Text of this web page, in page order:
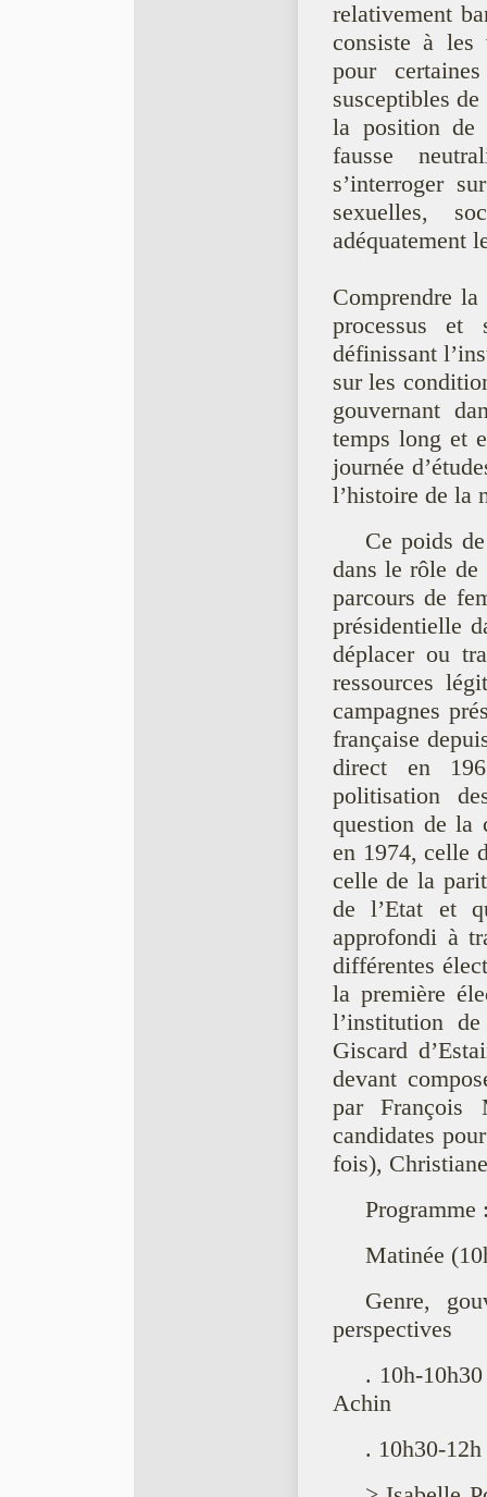
relativement
consiste à les
pour
susceptibles
la position de
fausse
s’interroger
sexuelles,
adéquatement
Comprendre
processus
définissant
sur les
gouvernant
temps long et
journée
l’histoire de la
Ce poids
dans le rôle de
parcours de
présidentielle
déplacer ou
ressources
campagnes
française
direct en
politisation
question de la
en 1974, celle
celle de la
de l’Etat et
approfondi à
différentes
la première
l’institution
Giscard
devant
par François
candidates
fois),
Programme
Matinée
Genre,
perspectives
. 10h-
Achin
. 10h30-12h